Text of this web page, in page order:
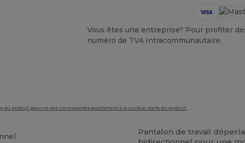
Vous êtes une entreprise? Pour profiter
numéro de TVA Intracommunautaire.
produit peut ne pas correspondre exactement à la couleur réelle du produit.
Pantalon de travail